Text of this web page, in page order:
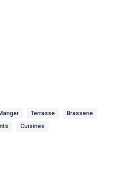
Terrasse
Brasserie
Cuisines